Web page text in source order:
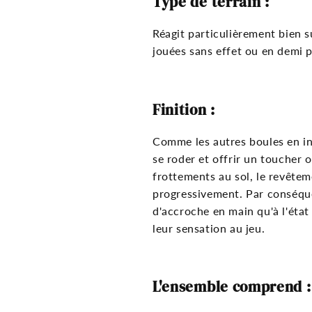
Réagit particulièrement bien
jouées sans effet ou en demi
Finition :
Comme les autres boules en
se roder et offrir un toucher
frottements au sol, le
progressivement. Par
d'accroche en main qu'à
leur sensation au jeu.
L'ensemble comprend :